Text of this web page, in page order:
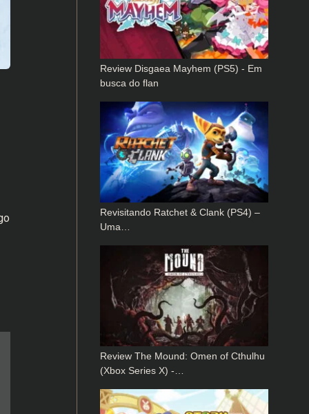
Review Disgaea Mayhem (PS5) - Em
busca do flan
Revisitando Ratchet & Clank (PS4) –
Uma…
Review The Mound: Omen of Cthulhu
(Xbox Series X) -…